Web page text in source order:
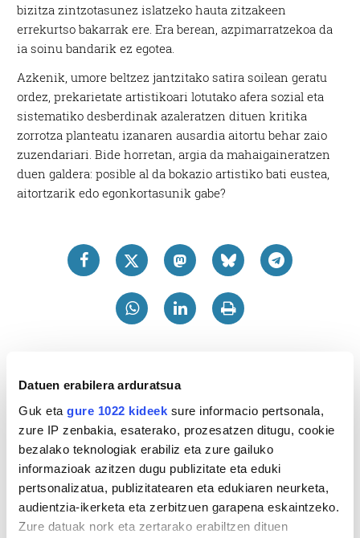
Datuen erabilera arduratsua
Guk eta gure 1022 kideek sure informacio pertsonala,
zure IP zenbakia, esaterako, prozesatzen ditugu, cookie
bezalako teknologiak erabiliz eta zure gailuko
informazioak azitzen dugu publizitate eta eduki
pertsonalizatua, publizitatearen eta edukiaren neurketa,
audientzia-ikerketa eta zerbitzuen garapena eskaintzeko.
Zure datuak nork eta zertarako erabiltzen dituen
bizitza zintzotasunez islatzeko hauta zitzakeen
errekurtso bakarrak ere. Era berean, azpimarratzekoa da
ia soinu bandarik ez egotea.
Azkenik, umore beltzez jantzitako satira soilean geratu
ordez, prekarietate artistikoari lotutako afera sozial eta
sistematiko desberdinak azaleratzen dituen kritika
zorrotza planteatu izanaren ausardia aitortu behar zaio
zuzendariari. Bide horretan, argia da mahaigaineratzen
duen galdera: posible al da bokazio artistiko bati eustea,
aitortzarik edo egonkortasunik gabe?